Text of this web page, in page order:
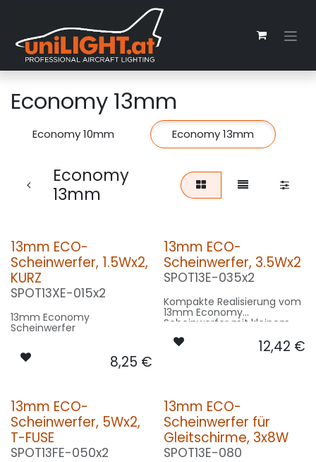
Economy 13mm
Economy 10mm Economy 13mm
Economy
13mm
13mm ECO-
Scheinwerfer, 1.5Wx2,
KURZ
SPOT13XE-015x2
13mm Economy
Scheinwerfer
8,25 €
13mm ECO-
Scheinwerfer, 3.5Wx2
SPOT13E-035x2
Kompakte Realisierung vom
13mm Economy
Scheinwerfer mit kleinem
Kühlkörper und sehr guter
Chipleistung 12,42 €
13mm ECO-
Scheinwerfer, 5Wx2,
T-FUSE
SPOT13FE-050x2
13mm ECO-
Scheinwerfer für
Gleitschirme, 3x8W
SPOT13E-080